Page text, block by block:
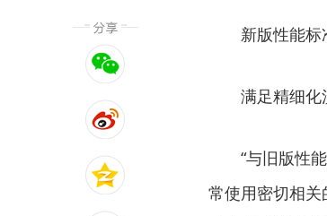
新版性能标
满足精细化
“与旧版性能
常使用密切相